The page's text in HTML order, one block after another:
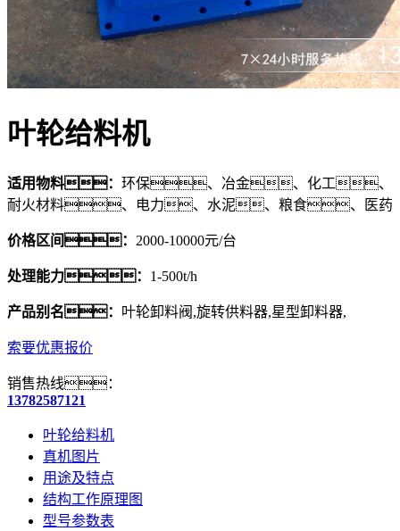
叶轮给料机
适用物料： 环保、冶金、化工、
耐火材料、电力、水泥、粮食、医药
价格区间： 2000-10000元/台
处理能力： 1-500t/h
产品别名： 叶轮卸料阀,旋转供料器,星型卸料器,
索要优惠报价
销售热线：
13782587121
叶轮给料机
真机图片
用途及特点
结构工作原理图
型号参数表